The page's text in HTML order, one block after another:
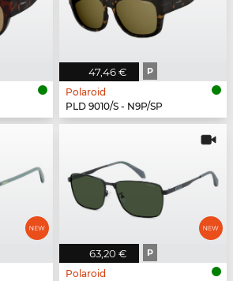
47,46 € P
Polaroid
PLD 9010/S - N9P/SP
63,20 € P
Polaroid